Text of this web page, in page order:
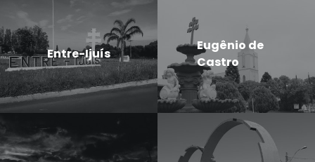
Entre-Ijuís
Eugênio de
Castro